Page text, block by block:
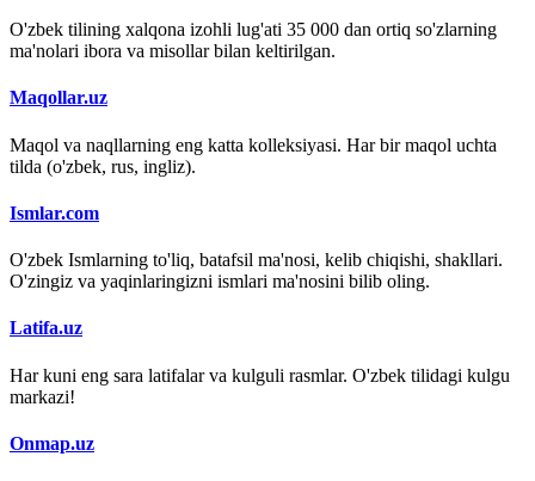
O'zbek tilining xalqona izohli lug'ati 35 000 dan ortiq so'zlarning
ma'nolari ibora va misollar bilan keltirilgan.
Maqollar.uz
Maqol va naqllarning eng katta kolleksiyasi. Har bir maqol uchta
tilda (o'zbek, rus, ingliz).
Ismlar.com
O'zbek Ismlarning to'liq, batafsil ma'nosi, kelib chiqishi, shakllari.
O'zingiz va yaqinlaringizni ismlari ma'nosini bilib oling.
Latifa.uz
Har kuni eng sara latifalar va kulguli rasmlar. O'zbek tilidagi kulgu
markazi!
Onmap.uz